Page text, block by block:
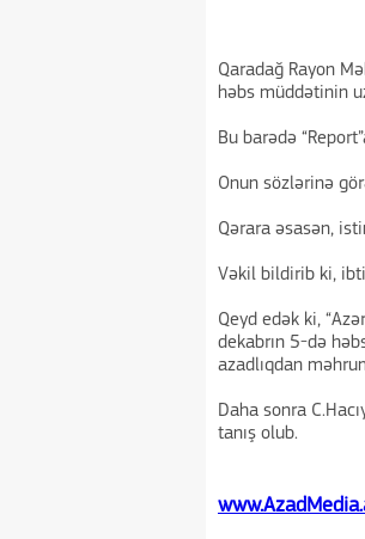
Qaradağ Rayon
həbs müddətinin
Bu barədə
Onun sözlərinə
Qərara əsasən,
Vəkil bildirib ki,
Qeyd edək ki,
dekabrın 5-də
azadlıqdan
Daha sonra
tanış olub.